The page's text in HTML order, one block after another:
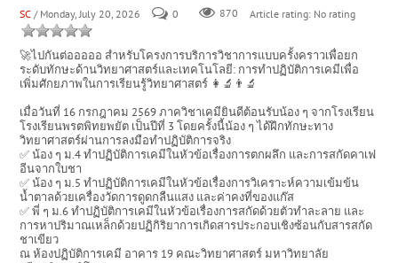
SC / Monday, July 20, 2026 0 870 Article rating: No rating
🚀ไปกันต่อออออ สำหรับโครงการบริการวิชาการแบบครั้งคราวเพื่อยก
ระดับทักษะด้านวิทยาศาสตร์และเทคโนโลยี: การทำปฏิบัติการเคมีเพื่อ
เพิ่มศักยภาพในการเรียนรู้วิทยาศาสตร์ 👩‍🔬👨‍🔬
เมื่อวันที่ 16 กรกฎาคม 2569 ภาควิชาเคมียินดีต้อนรับน้อง ๆ จากโรงเรียน
โรงเรียนพรตพิทยพยัต เป็นปีที่ 3 โดยครั้งนี้น้อง ๆ ได้ฝึกทักษะทาง
วิทยาศาสตร์ผ่านการลงมือทำปฏิบัติการจริง
✅ น้อง ๆ ม.4 ทำปฏิบัติการเคมีในหัวข้อเรื่องการตกผลึก และการสกัดคาเฟ
อีนจากใบชา
✅ น้อง ๆ ม.5 ทำปฏิบัติการเคมีในหัวข้อเรื่องการวิเคราะห์ความเข้มข้น
น้ำตาลด้วยเครื่องวัดการดูดกลืนแสง และค่าคงที่ของแก๊ส
✅ พี่ ๆ ม.6 ทำปฏิบัติการเคมีในหัวข้อเรื่องการสกัดด้วยตัวทำละลาย และ
การหาปริมาณเหล็กด้วยปฏิกิริยาการเกิดสารประกอบเชิงซ้อนกับสารสกัด
ชาเขียว
ณ ห้องปฏิบัติการเคมี อาคาร 19 คณะวิทยาศาสตร์ มหาวิทยาลัย